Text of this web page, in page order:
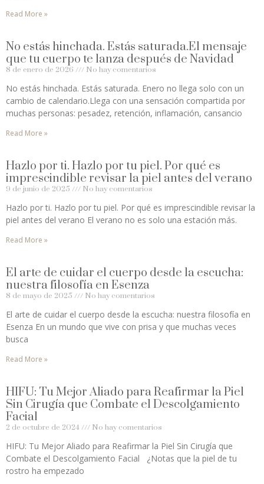
Read More »
No estás hinchada. Estás saturada.El mensaje
que tu cuerpo te lanza después de Navidad
8 de enero de 2026 No hay comentarios
No estás hinchada. Estás saturada. Enero no llega solo con un
cambio de calendario.Llega con una sensación compartida por
muchas personas: pesadez, retención, inflamación, cansancio
Read More »
Hazlo por ti. Hazlo por tu piel. Por qué es
imprescindible revisar la piel antes del verano
9 de junio de 2025 No hay comentarios
Hazlo por ti. Hazlo por tu piel. Por qué es imprescindible revisar la
piel antes del verano El verano no es solo una estación más.
Read More »
El arte de cuidar el cuerpo desde la escucha:
nuestra filosofía en Esenza
8 de mayo de 2025 No hay comentarios
El arte de cuidar el cuerpo desde la escucha: nuestra filosofía en
Esenza En un mundo que vive con prisa y que muchas veces
busca
Read More »
HIFU: Tu Mejor Aliado para Reafirmar la Piel
Sin Cirugía que Combate el Descolgamiento
Facial
2 de octubre de 2024 No hay comentarios
HIFU: Tu Mejor Aliado para Reafirmar la Piel Sin Cirugía que
Combate el Descolgamiento Facial ¿Notas que la piel de tu
rostro ha empezado